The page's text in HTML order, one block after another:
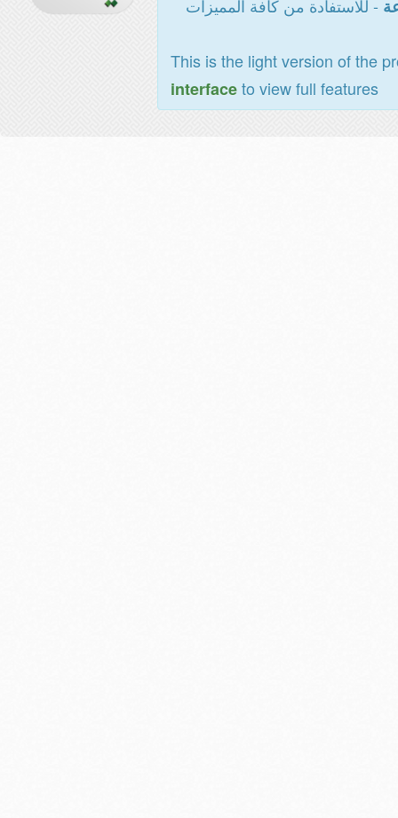
- للاستفادة من كافة المميزات
This is the light version of the
interfaceto view full features